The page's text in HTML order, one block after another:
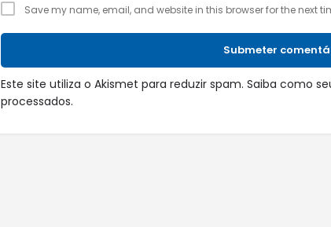
Save my name, email, and website in this browser for the next
Submeter
Este site utiliza o Akismet para reduzir spam. Saiba como
processados.